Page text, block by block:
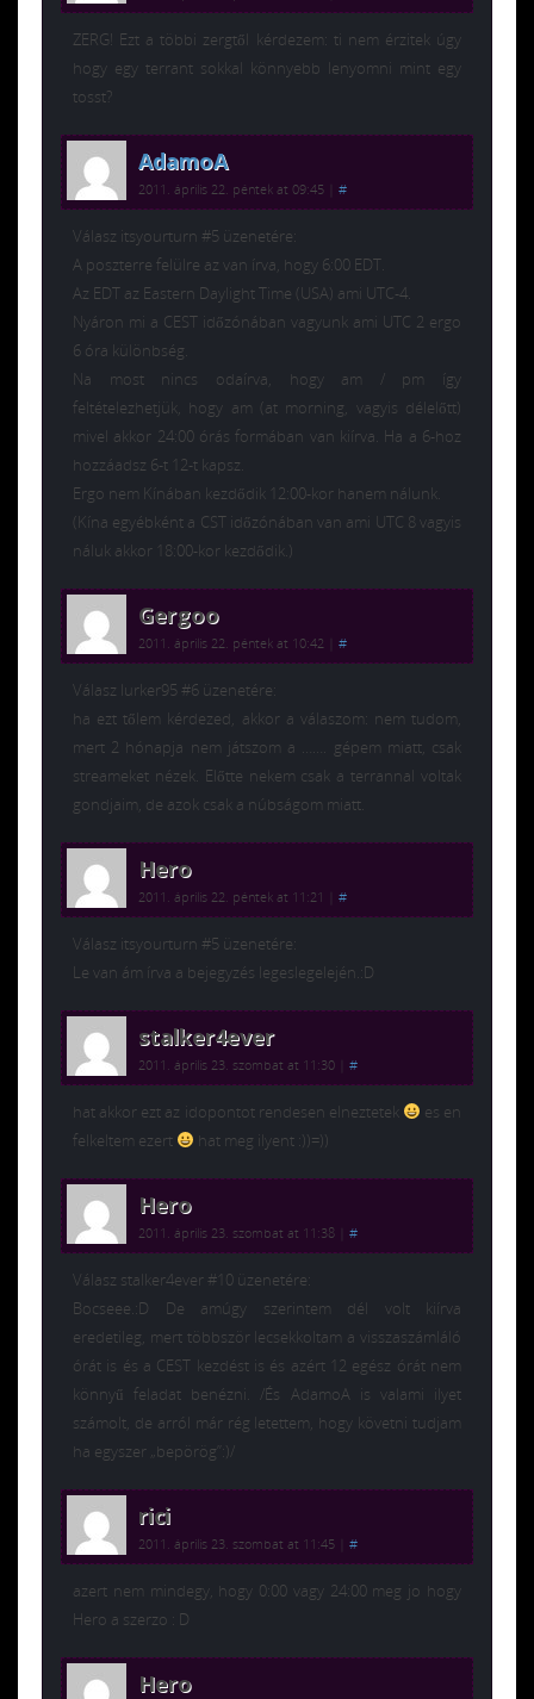
ZERG! Ezt a többi zergtől kérdezem: ti nem érzitek úgy
hogy egy terrant sokkal könnyebb lenyomni mint egy
tosst?
AdamoA
2011. április 22. péntek at 09:45 #
Válasz itsyourturn #5 üzenetére:
A poszterre felülre az van írva, hogy 6:00 EDT.
Az EDT az Eastern Daylight Time (USA) ami UTC-4.
Nyáron mi a CEST időzónában vagyunk ami UTC 2 ergo
6 óra különbség.
Na most nincs odaírva, hogy am / pm így
feltételezhetjük, hogy am (at morning, vagyis délelőtt)
mivel akkor 24:00 órás formában van kiírva. Ha a 6-hoz
hozzáadsz 6-t 12-t kapsz.
Ergo nem Kínában kezdődik 12:00-kor hanem nálunk.
(Kína egyébként a CST időzónában van ami UTC 8 vagyis
náluk akkor 18:00-kor kezdődik.)
Gergoo
2011. április 22. péntek at 10:42 #
Válasz lurker95 #6 üzenetére:
ha ezt tőlem kérdezed, akkor a válaszom: nem tudom,
mert 2 hónapja nem játszom a ……. gépem miatt, csak
streameket nézek. Előtte nekem csak a terrannal voltak
gondjaim, de azok csak a núbságom miatt.
Hero
2011. április 22. péntek at 11:21 #
Válasz itsyourturn #5 üzenetére:
Le van ám írva a bejegyzés legeslegelején.:D
stalker4ever
2011. április 23. szombat at 11:30 #
hat akkor ezt az idopontot rendesen elneztetek
es en
felkeltem ezert
hat meg ilyent :))=))
Hero
2011. április 23. szombat at 11:38 #
Válasz stalker4ever #10 üzenetére:
Bocseee.:D De amúgy szerintem dél volt kiírva
eredetileg, mert többször lecsekkoltam a visszaszámláló
órát is és a CEST kezdést is és azért 12 egész órát nem
könnyű feladat benézni. /És AdamoA is valami ilyet
számolt, de arról már rég letettem, hogy követni tudjam
ha egyszer „bepörög”:)/
rici
2011. április 23. szombat at 11:45 #
azert nem mindegy, hogy 0:00 vagy 24:00 meg jo hogy
Hero a szerzo : D
Hero